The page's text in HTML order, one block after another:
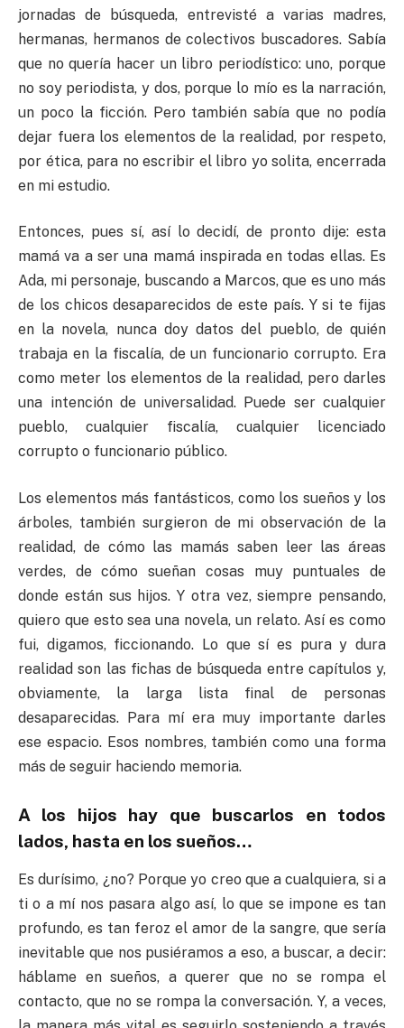
jornadas de búsqueda, entrevisté a varias madres,
hermanas, hermanos de colectivos buscadores. Sabía
que no quería hacer un libro periodístico: uno, porque
no soy periodista, y dos, porque lo mío es la narración,
un poco la ficción. Pero también sabía que no podía
dejar fuera los elementos de la realidad, por respeto,
por ética, para no escribir el libro yo solita, encerrada
en mi estudio.
Entonces, pues sí, así lo decidí, de pronto dije: esta
mamá va a ser una mamá inspirada en todas ellas. Es
Ada, mi personaje, buscando a Marcos, que es uno más
de los chicos desaparecidos de este país. Y si te fijas
en la novela, nunca doy datos del pueblo, de quién
trabaja en la fiscalía, de un funcionario corrupto. Era
como meter los elementos de la realidad, pero darles
una intención de universalidad. Puede ser cualquier
pueblo, cualquier fiscalía, cualquier licenciado
corrupto o funcionario público.
Los elementos más fantásticos, como los sueños y los
árboles, también surgieron de mi observación de la
realidad, de cómo las mamás saben leer las áreas
verdes, de cómo sueñan cosas muy puntuales de
donde están sus hijos. Y otra vez, siempre pensando,
quiero que esto sea una novela, un relato. Así es como
fui, digamos, ficcionando. Lo que sí es pura y dura
realidad son las fichas de búsqueda entre capítulos y,
obviamente, la larga lista final de personas
desaparecidas. Para mí era muy importante darles
ese espacio. Esos nombres, también como una forma
más de seguir haciendo memoria.
A los hijos hay que buscarlos en todos
lados, hasta en los sueños…
Es durísimo, ¿no? Porque yo creo que a cualquiera, si a
ti o a mí nos pasara algo así, lo que se impone es tan
profundo, es tan feroz el amor de la sangre, que sería
inevitable que nos pusiéramos a eso, a buscar, a decir:
háblame en sueños, a querer que no se rompa el
contacto, que no se rompa la conversación. Y, a veces,